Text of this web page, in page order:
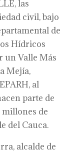
las
civil, bajo
de
Hídricos
un Valle Más
Mejía,
al
parte de
de
del Cauca.
alcalde de